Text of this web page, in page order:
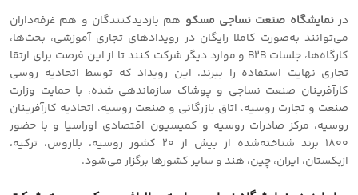
درنمایشگاه صنعت نساجی مسکو هم بازدیدکنندگان و هم غرفه‌داران
می‌توانند به‌صورت کاملا رایگان در رویدادهای تجاری آموزشی، بحث‌ها،
کارگاه‌ها، جلسات B2B و موارد دیگر شرکت کنند تا از این فرصت برای ارتقا
تجاری نهایت استفاده را ببرند. این رویداد که توسط اتحادیه روسی
کارآفرینان صنعت نساجی و پوشاک سازماندهی شده، با حمایت وزارت
صنعت و تجارت روسیه، اتاق بازرگانی و صنعت روسیه، اتحادیه کارآفرینان
روسیه، مرکز صادرات روسیه و کمیسیون اقتصادی اوراسیا و با حضور
1800 برند شناخته‌شده از بیش از 20 کشور روسیه، بلاروس، ترکیه،
ازبکستان، ایران، چین، هند و سایر کشورها برگزار می‌شود.